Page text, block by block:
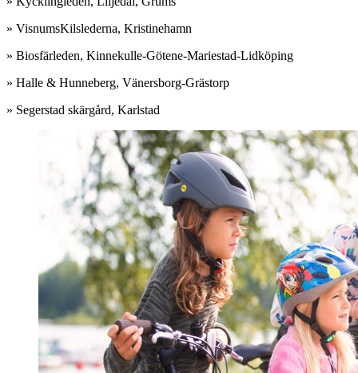
» Visnums­Kilslederna, Kristinehamn
» Biosfärleden, Kinnekulle­-Götene­-Mariestad-­Lidköping
» Halle & Hunneberg, Vänersborg­-Grästorp
» Segerstad skärgård, Karlstad